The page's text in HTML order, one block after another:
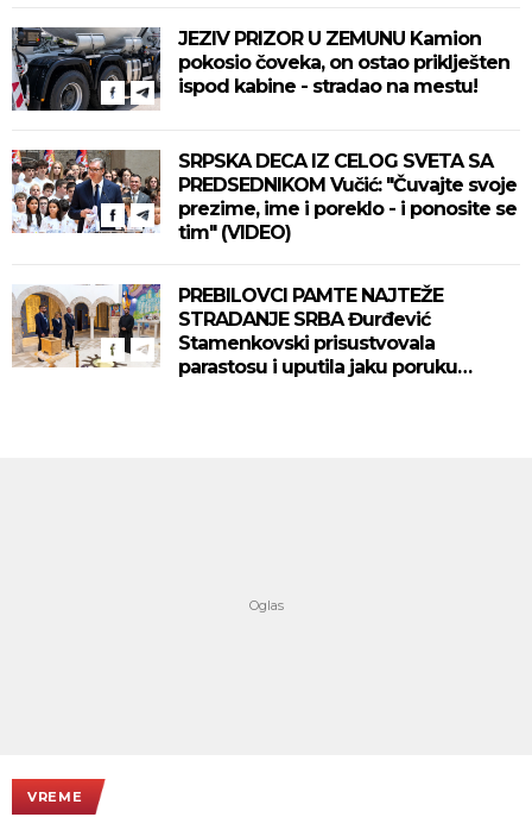
JEZIV PRIZOR U ZEMUNU Kamion
pokosio čoveka, on ostao priklješten
ispod kabine - stradao na mestu!
SRPSKA DECA IZ CELOG SVETA SA
PREDSEDNIKOM Vučić: "Čuvajte svoje
prezime, ime i poreklo - i ponosite se
tim" (VIDEO)
PREBILOVCI PAMTE NAJTEŽE
STRADANJE SRBA Đurđević
Stamenkovski prisustvovala
parastosu i uputila jaku poruku
VREME